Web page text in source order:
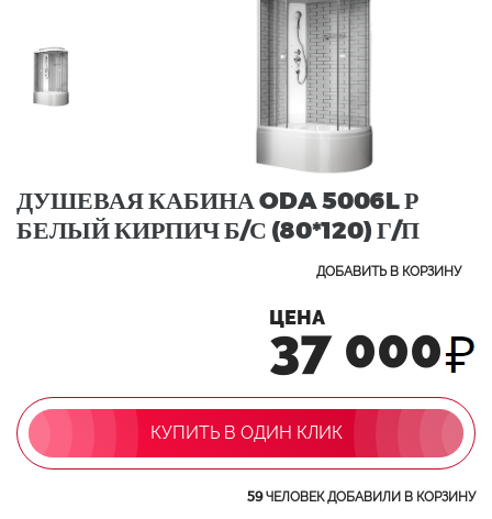
ДУШЕВАЯ КАБИНА ODA 5006L Р
БЕЛЫЙ КИРПИЧ Б/С (80*120) Г/П
ДОБАВИТЬ В КОРЗИНУ
ЦЕНА
37 000
КУПИТЬ В ОДИН КЛИК
59ЧЕЛОВЕК ДОБАВИЛИ В КОРЗИНУ